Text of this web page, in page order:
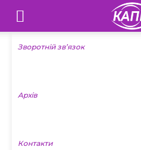
Телебачення
«Капрі»
Новини
Зворотній зв’язок
Архів
Контакти